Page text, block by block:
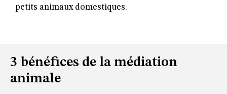
petits animaux domestiques.
3 bénéfices de la médiation
animale